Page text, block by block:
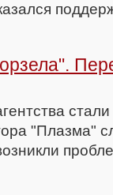
"Плазма"